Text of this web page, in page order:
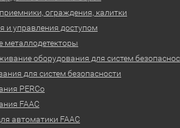
ограждения, калитки
и управления доступом
металлодетекторы
оборудования для систем
для систем безопасности
PERCo
FAAC
автоматики FAAC